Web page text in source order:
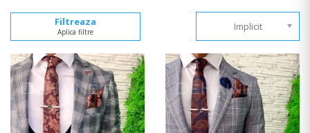
Implicit
Filtreaza
Aplica filtre